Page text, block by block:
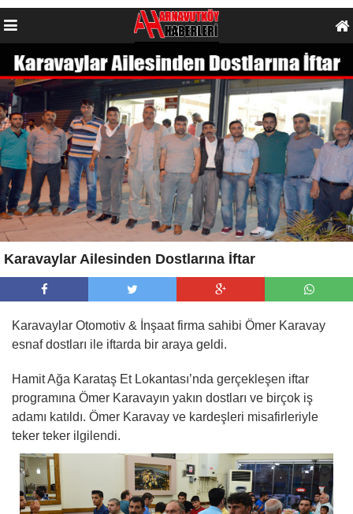
Karavaylar Ailesinden Dostlarına İftar
Karavaylar Otomotiv & İnşaat firma sahibi Ömer Karavay
esnaf dostları ile iftarda bir araya geldi.
Hamit Ağa Karataş Et Lokantası’nda gerçekleşen iftar
programına Ömer Karavayın yakın dostları ve birçok iş
adamı katıldı. Ömer Karavay ve kardeşleri misafirleriyle
teker teker ilgilendi.